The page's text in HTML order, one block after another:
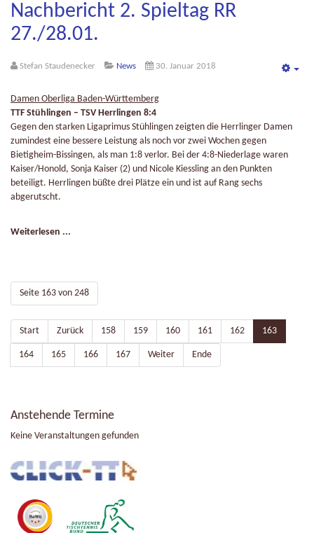
Nachbericht 2. Spieltag RR
27./28.01.
Stefan Staudenecker News 30. Januar 2018
Damen Oberliga Baden-Württemberg
TTF Stühlingen – TSV Herrlingen 8:4
Gegen den starken Ligaprimus Stühlingen zeigten die Herrlinger Damen
zumindest eine bessere Leistung als noch vor zwei Wochen gegen
Bietigheim-Bissingen, als man 1:8 verlor. Bei der 4:8-Niederlage waren
Kaiser/Honold, Sonja Kaiser (2) und Nicole Kiessling an den Punkten
beteiligt. Herrlingen büßte drei Plätze ein und ist auf Rang sechs
abgerutscht.
Weiterlesen ...
Seite 163 von 248
Start Zurück 158 159 160 161 162 163
164 165 166 167 Weiter Ende
Anstehende Termine
Keine Veranstaltungen gefunden